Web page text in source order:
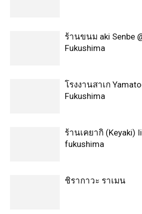
ร้านขนม aki Senbe
Fukushima
โรงงานสาเก
Fukushima
ร้านเคยากิ (Keyaki)
fukushima
ชิรากาวะ ราเมน